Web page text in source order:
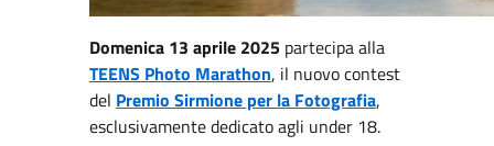
Domenica 13 aprile 2025partecipa alla
TEENS Photo Marathon, il nuovo contest
del Premio Sirmione per la Fotografia,
esclusivamente dedicato agli under 18.